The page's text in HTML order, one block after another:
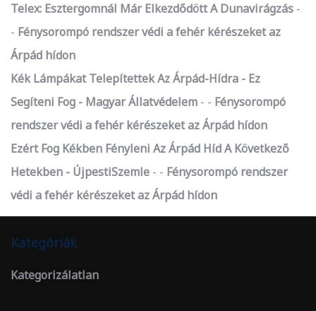
Telex: Esztergomnál Már Elkezdődött A Dunavirágzás
- Fénysorompó rendszer védi a fehér kérészeket az
Árpád hídon
Kék Lámpákat Telepítettek Az Árpád-Hídra - Ez
Segíteni Fog - Magyar Állatvédelem
- Fénysorompó
rendszer védi a fehér kérészeket az Árpád hídon
Ezért Fog Kékben Fényleni Az Árpád Híd A Következő
Hetekben - ÚjpestiSzemle
- Fénysorompó rendszer
védi a fehér kérészeket az Árpád hídon
Kategóriák
Kategorizálatlan